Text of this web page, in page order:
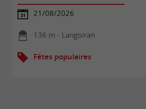
21/08/2026
136 m - Langoiran
Fêtes populaires